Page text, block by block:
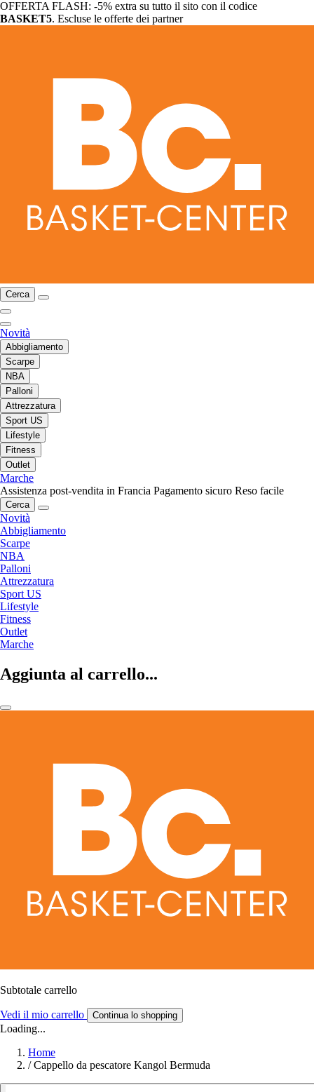
OFFERTA FLASH: -5% extra su tutto il sito con il codice
BASKET5. Escluse le offerte dei partner
Cerca
Novità
Abbigliamento
Scarpe
NBA
Palloni
Attrezzatura
Sport US
Lifestyle
Fitness
Outlet
Marche
Assistenza post-vendita in Francia Pagamento sicuro Reso facile
Cerca
Novità
Abbigliamento
Scarpe
NBA
Palloni
Attrezzatura
Sport US
Lifestyle
Fitness
Outlet
Marche
Aggiunta al carrello...
Subtotale carrello
Vedi il mio carrello Continua lo shopping
Loading...
Home
/ Cappello da pescatore Kangol Bermuda